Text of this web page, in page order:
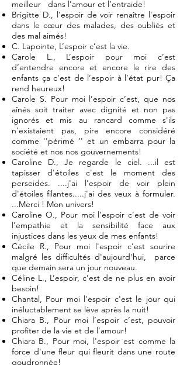
meilleur dans l'amour et l’entraide!
Brigitte D., l'espoir de voir renaître l'espoir
dans le cœur des malades, des oubliés et
des mal aimés!
C. Lapointe, L’espoir c’est la vie.
Carole L., L’espoir pour moi c’est
d’entendre encore et encore le rire des
enfants ça c’est de l’espoir à l’état pur! Ça
rend heureux!
Carole S. Pour moi l’espoir c’est, que nos
aînés soit traiter avec dignité et non pas
ignorés et mis au rancard comme s'ils
n'existaient pas, pire encore considéré
comme ''périmé ‘' et un embarra pour la
société et nos nos gouvernements!
Caroline D., Je regarde le ciel. ...il est
tapisser d'étoiles c'est le moment des
perseides. ....j'ai l'espoir de voir plein
d'étoiles filantes.....j'ai des veux à formuler.
...Merci ! Mon univers!
Caroline O., Pour moi l’espoir c’est de voir
l'empathie et la sensibilité face aux
injustices dans les yeux de mes enfants!
Cécile R., Pour moi l'espoir c'est sourire
malgré les difficultés d'aujourd'hui, parce
que demain sera un jour nouveau.
Céline L., L’espoir, c’est de ne plus en avoir
besoin!
Chantal, Pour moi l'espoir c'est le jour qui
inéluctablement se lève après la nuit!
Chiara B., Pour moi l’espoir c’est, pouvoir
profiter de la vie et de l’amour!
Chiara B., Pour moi, l'espoir est comme la
force d'une fleur qui fleurit dans une route
goudronnée!